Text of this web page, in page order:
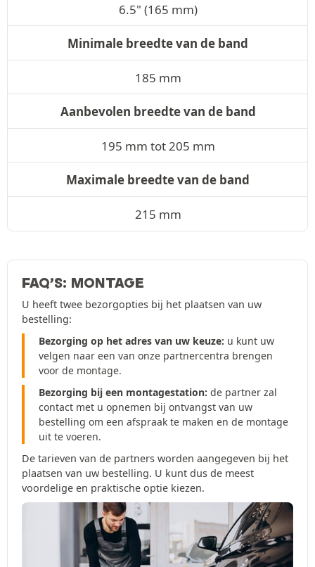
6.5" (165 mm)
Minimale breedte van de band
185 mm
Aanbevolen breedte van de band
195 mm tot 205 mm
Maximale breedte van de band
215 mm
FAQ’S: MONTAGE
U heeft twee bezorgopties bij het plaatsen van uw
bestelling:
Bezorging op het adres van uw keuze: u kunt uw
velgen naar een van onze partnercentra brengen
voor de montage.
Bezorging bij een montagestation: de partner zal
contact met u opnemen bij ontvangst van uw
bestelling om een afspraak te maken en de montage
uit te voeren.
De tarieven van de partners worden aangegeven bij het
plaatsen van uw bestelling. U kunt dus de meest
voordelige en praktische optie kiezen.